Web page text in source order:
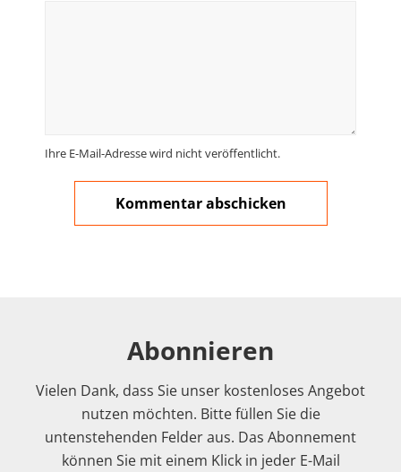
Ihre E-Mail-Adresse wird nicht veröffentlicht.
Abonnieren
Vielen Dank, dass Sie unser kostenloses Angebot
nutzen möchten. Bitte füllen Sie die
untenstehenden Felder aus. Das Abonnement
können Sie mit einem Klick in jeder E-Mail